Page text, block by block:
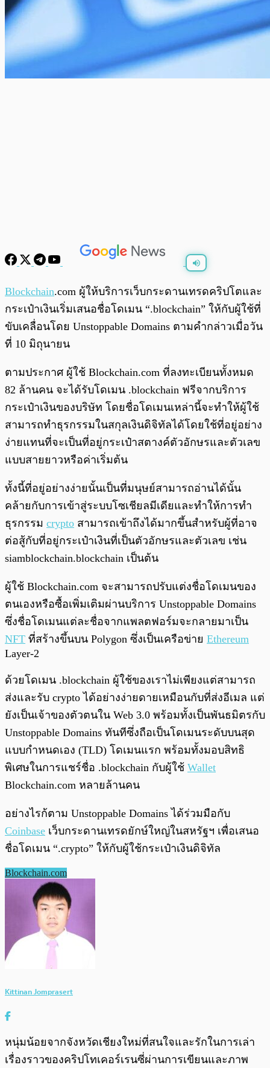
0:00/ 0:00
Blockchain.com ผู้ให้บริการเว็บกระดานเทรดคริปโตและ
กระเป๋าเงินเริ่มเสนอชื่อโดเมน “.blockchain” ให้กับผู้ใช้ที่
ขับเคลื่อนโดย Unstoppable Domains ตามคำกล่าวเมื่อวัน
ที่ 10 มิถุนายน
ตามประกาศ ผู้ใช้ Blockchain.com ที่ลงทะเบียนทั้งหมด
82 ล้านคน จะได้รับโดเมน .blockchain ฟรีจากบริการ
กระเป๋าเงินของบริษัท โดยชื่อโดเมนเหล่านี้จะทำให้ผู้ใช้
สามารถทำธุรกรรมในสกุลเงินดิจิทัลได้โดยใช้ที่อยู่อย่าง
ง่ายแทนที่จะเป็นที่อยู่กระเป๋าสตางค์ตัวอักษรและตัวเลข
แบบสายยาวหรือค่าเริ่มต้น
ทั้งนี้ที่อยู่อย่างง่ายนั้นเป็นที่มนุษย์สามารถอ่านได้นั้น
คล้ายกับการเข้าสู่ระบบโซเชียลมีเดียและทำให้การทำ
ธุรกรรม crypto สามารถเข้าถึงได้มากขึ้นสำหรับผู้ที่อาจ
ต่อสู้กับที่อยู่กระเป๋าเงินที่เป็นตัวอักษรและตัวเลข เช่น
siamblockchain.blockchain เป็นต้น
ผู้ใช้ Blockchain.com จะสามารถปรับแต่งชื่อโดเมนของ
ตนเองหรือซื้อเพิ่มเติมผ่านบริการ Unstoppable Domains
ซึ่งชื่อโดเมนแต่ละชื่อจากแพลตฟอร์มจะกลายมาเป็น
NFT ที่สร้างขึ้นบน Polygon ซึ่งเป็นเครือข่าย Ethereum
Layer-2
ด้วยโดเมน .blockchain ผู้ใช้ของเราไม่เพียงแต่สามารถ
ส่งและรับ crypto ได้อย่างง่ายดายเหมือนกับที่ส่งอีเมล แต่
ยังเป็นเจ้าของตัวตนใน Web 3.0 พร้อมทั้งเป็นพันธมิตรกับ
Unstoppable Domains ทันทีซึ่งถือเป็นโดเมนระดับบนสุด
แบบกำหนดเอง (TLD) โดเมนแรก พร้อมทั้งมอบสิทธิ
พิเศษในการแชร์ชื่อ .blockchain กับผู้ใช้ Wallet
Blockchain.com หลายล้านคน
อย่างไรก้ตาม Unstoppable Domains ได้ร่วมมือกับ
Coinbase เว็บกระดานเทรดยักษ์ใหญ่ในสหรัฐฯ เพื่อเสนอ
ชื่อโดเมน “.crypto” ให้กับผู้ใช้กระเป๋าเงินดิจิทัล
Blockchain.com
Kittinan Jomprasert
หนุ่มน้อยจากจังหวัดเชียงใหม่ที่สนใจและรักในการเล่า
เรื่องราวของคริปโทเคอร์เรนซี่ผ่านการเขียนและภาพ